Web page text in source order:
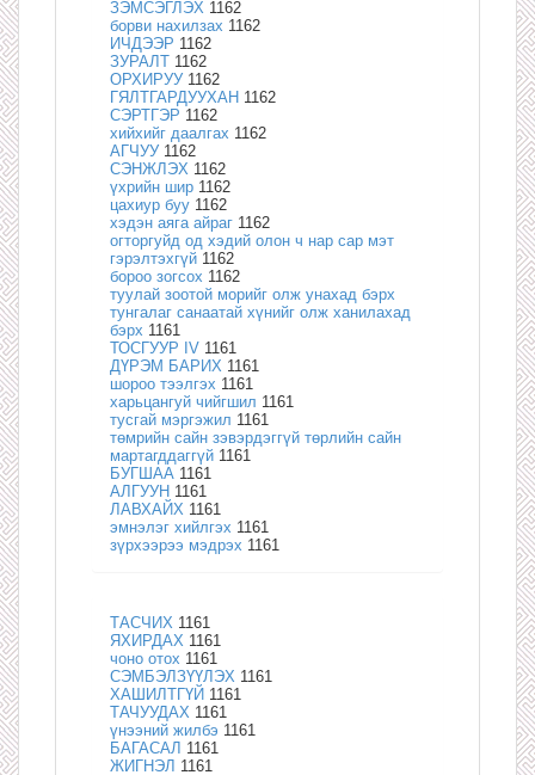
ЗЭМСЭГЛЭХ 1162
борви нахилзах 1162
ИЧДЭЭР 1162
ЗУРАЛТ 1162
ОРХИРУУ 1162
ГЯЛТГАРДУУХАН 1162
СЭРТГЭР 1162
хийхийг даалгах 1162
АГЧУУ 1162
СЭНЖЛЭХ 1162
үхрийн шир 1162
цахиур буу 1162
хэдэн аяга айраг 1162
огторгуйд од хэдий олон ч нар сар мэт
гэрэлтэхгүй 1162
бороо зогсох 1162
туулай зоотой морийг олж унахад бэрх
тунгалаг санаатай хүнийг олж ханилахад
бэрх 1161
ТОСГУУР IV 1161
ДҮРЭМ БАРИХ 1161
шороо тээлгэх 1161
харьцангуй чийгшил 1161
тусгай мэргэжил 1161
төмрийн сайн зэвэрдэггүй төрлийн сайн
мартагддаггүй 1161
БУГШАА 1161
АЛГУУН 1161
ЛАВХАЙХ 1161
эмнэлэг хийлгэх 1161
зүрхээрээ мэдрэх 1161
ТАСЧИХ 1161
ЯХИРДАХ 1161
чоно отох 1161
СЭМБЭЛЗҮҮЛЭХ 1161
ХАШИЛТГҮЙ 1161
ТАЧУУДАХ 1161
үнээний жилбэ 1161
БАГАСАЛ 1161
ЖИГНЭЛ 1161